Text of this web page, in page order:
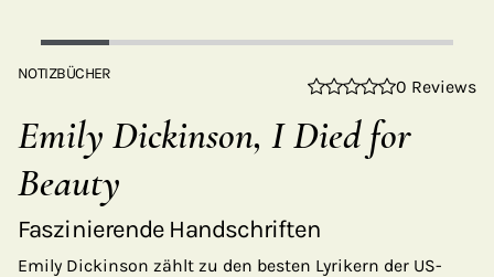
NOTIZBÜCHER
0 Reviews
Emily Dickinson, I Died for
Beauty
Faszinierende Handschriften
Emily Dickinson zählt zu den besten Lyrikern der US-